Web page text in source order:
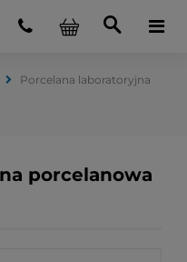
Porcelana laboratoryjna
porcelanowa